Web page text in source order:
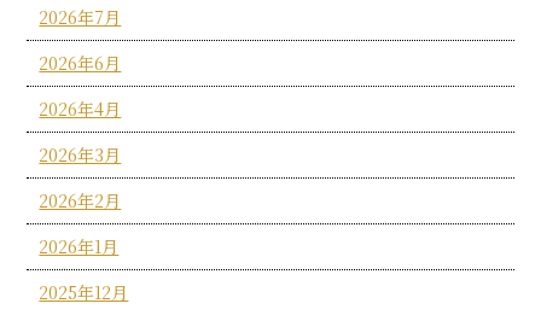
2026年7月
2026年6月
2026年4月
2026年3月
2026年2月
2026年1月
2025年12月